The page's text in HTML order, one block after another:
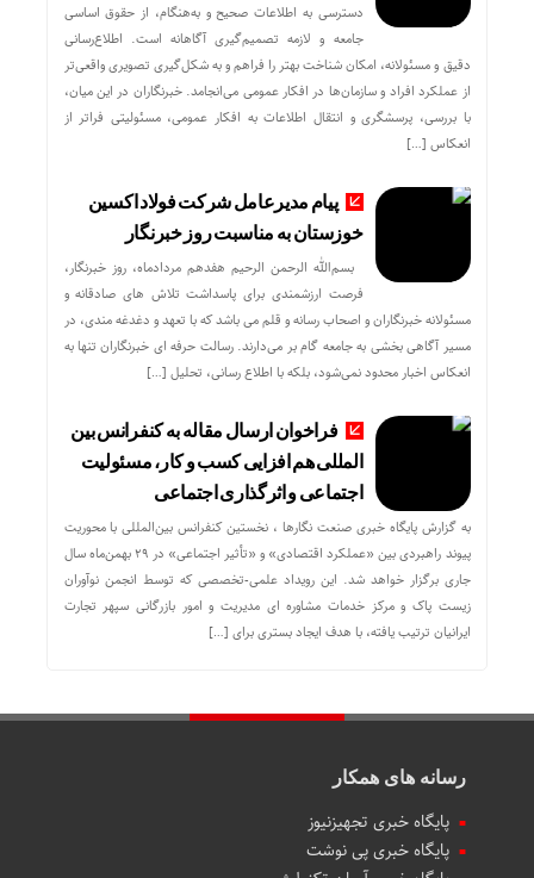
دسترسی به اطلاعات صحیح و به‌هنگام، از حقوق اساسی
جامعه و لازمه تصمیم‌گیری آگاهانه است. اطلاع‌رسانی
دقیق و مسئولانه، امکان شناخت بهتر را فراهم و به شکل‌گیری تصویری واقعی‌تر
از عملکرد افراد و سازمان‌ها در افکار عمومی می‌انجامد. خبرنگاران در این میان،
با بررسی، پرسشگری و انتقال اطلاعات به افکار عمومی، مسئولیتی فراتر از
انعکاس […]
پیام مدیرعامل شرکت فولاد اکسین
خوزستان به مناسبت روز خبرنگار
بسم‌الله الرحمن الرحیم هفدهم مردادماه، روز خبرنگار،
فرصت ارزشمندی برای پاسداشت تلاش‌ های صادقانه و
مسئولانه خبرنگاران و اصحاب رسانه و قلم می باشد که با تعهد و دغدغه‌ مندی، در
مسیر آگاهی‌ بخشی به جامعه گام بر می‌دارند. رسالت حرفه‌ ای خبرنگاران تنها به
انعکاس اخبار محدود نمی‌شود، بلکه با اطلاع رسانی، تحلیل […]
فراخوان ارسال مقاله به کنفرانس بین
المللی هم افزایی کسب و کار، مسئولیت
اجتماعی و اثرگذاری اجتماعی
به گزارش پایگاه خبری صنعت نگارها ، نخستین کنفرانس بین‌المللی با محوریت
پیوند راهبردی بین «عملکرد اقتصادی» و «تأثیر اجتماعی» در ۲۹ بهمن‌ماه سال
جاری برگزار خواهد شد. این رویداد علمی-تخصصی که توسط انجمن نوآوران
زیست پاک و مرکز خدمات مشاوره ای مدیریت و امور بازرگانی سپهر تجارت
ایرانیان ترتیب یافته، با هدف ایجاد بستری برای […]
رسانه های همکار
پایگاه خبری تجهیزنیوز
پایگاه خبری پی نوشت